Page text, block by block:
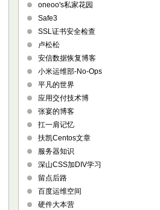
oneoo's私家花园
Safe3
SSL证书安全检查
卢松松
安信数据恢复博客
小米运维部-No-Ops
平凡的世界
应用交付技术博
张宴的博客
扛一肩记忆
扶凯Centos文章
服务器知识
深山CSS加DIV学习
留点后路
百度运维空间
硬件大本营